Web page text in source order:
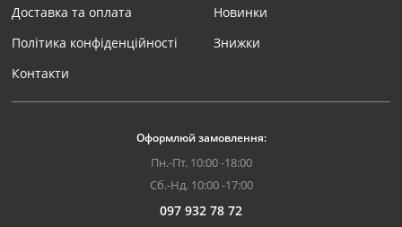
Доставка та оплата
Політика конфіденційності
Контакти
Новинки
Знижки
Оформлюй замовлення:
Пн.-Пт. 10:00 -18:00
Сб.-Нд. 10:00 -17:00
097 932 78 72